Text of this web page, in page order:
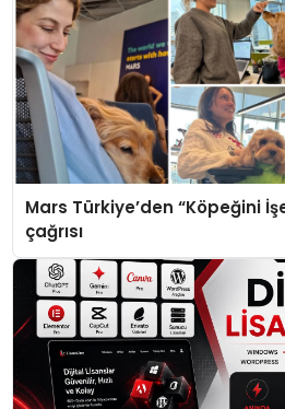
Mars Türkiye’den “Köpeğini
çağrısı